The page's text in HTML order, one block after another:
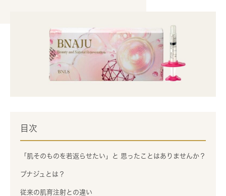
目次
「肌そのものを若返らせたい」と 思ったことはありませんか？
ブナジュとは？
従来の肌育注射との違い